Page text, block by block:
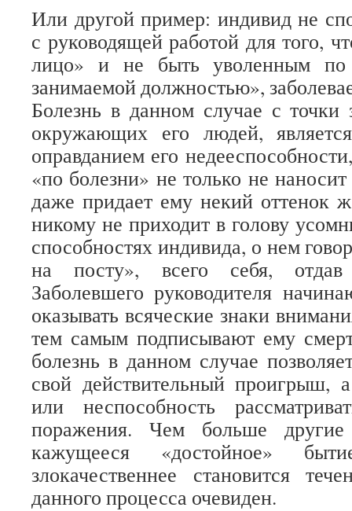
Или другой пример: индивид не
с руководящей работой для того,
лицо» и не быть уволенным по
занимаемой должностью»,
Болезнь в данном случае с точки
окружающих его людей,
оправданием его
«по болезни» не только не
даже придает ему некий оттенок
никому не приходит в голову
способностях индивида, о нем
на посту», всего себя,
Заболевшего руководителя
оказывать всяческие знаки
тем самым подписывают ему
болезнь в данном случае
свой действительный проигрыш,
или неспособность
поражения. Чем больше
кажущееся «достойное»
злокачественнее становится
данного процесса очевиден.